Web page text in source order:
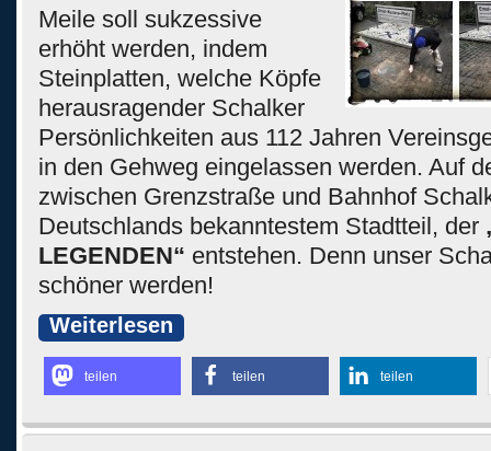
Meile soll sukzessive
erhöht werden, indem
Steinplatten, welche Köpfe
herausragender Schalker
Persönlichkeiten aus 112 Jahren
in den Gehweg eingelassen werden. Auf
zwischen Grenzstraße und Bahnhof
Deutschlands bekanntestem Stadtteil, der
LEGENDEN“ entstehen. Denn unser
schöner werden!
Weiterlesen
teilen teilen teilen